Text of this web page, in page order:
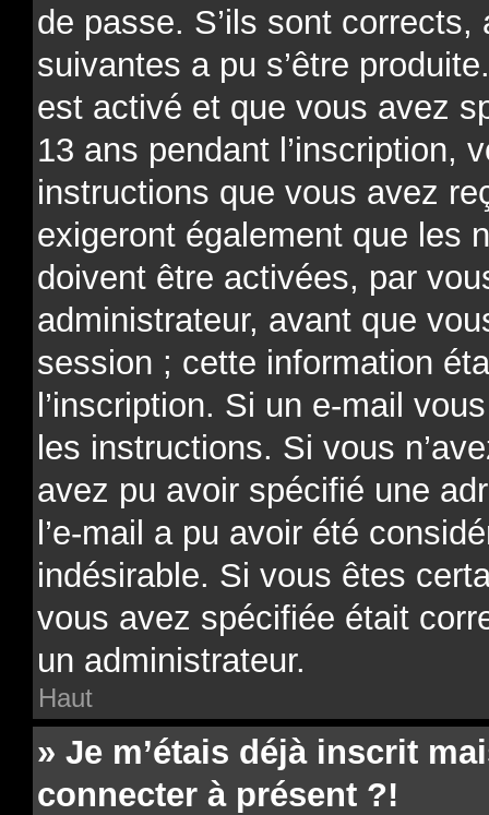
de passe. S’ils sont
suivantes a pu s’être
est activé et que vous avez
13 ans pendant l’inscription,
instructions que vous avez
exigeront également que les
doivent être activées, par
administrateur, avant que
session ; cette information
l’inscription. Si un e-mail
les instructions. Si vous
avez pu avoir spécifié une
l’e-mail a pu avoir été
indésirable. Si vous êtes
vous avez spécifiée était
un administrateur.
Haut
» Je m’étais déjà inscrit
connecter à présent ?!